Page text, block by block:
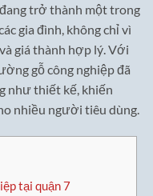
đang trở thành một trong
gia đình, không chỉ vì
giá thành hợp lý. Với
gỗ công nghiệp đã
như thiết kế, khiến
nhiều người tiêu dùng.
tại quận 7